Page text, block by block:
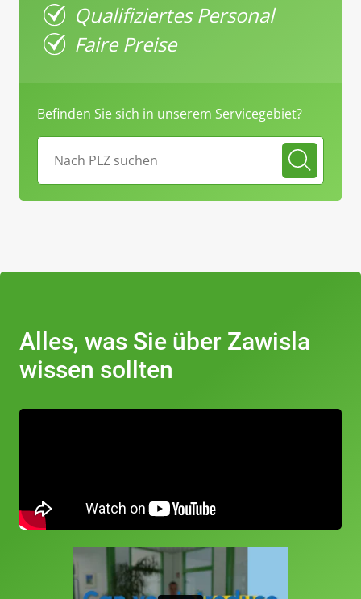
Qualifiziertes Personal
Faire Preise
Befinden Sie sich in unserem Servicegebiet?
Alles, was Sie über Zawisla
wissen sollten